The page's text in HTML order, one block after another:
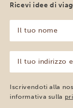
Ricevi idee di
tuo
nome
(Obbligatorio)
tuo
indirizzo
e-
mail
Iscrivendoti alla
informativa sulla